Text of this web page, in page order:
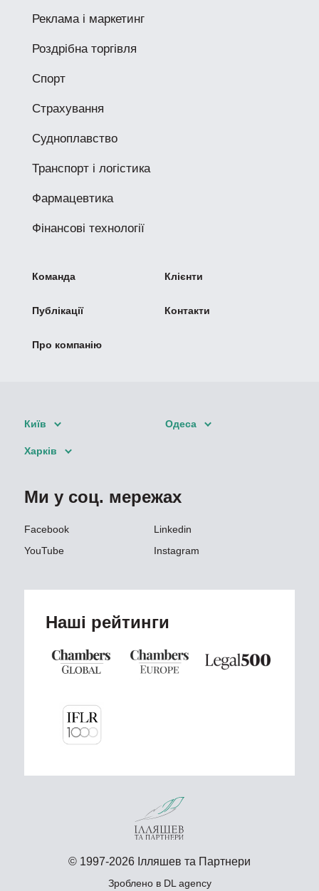
Реклама і маркетинг
Роздрібна торгівля
Спорт
Страхування
Судноплавство
Транспорт і логістика
Фармацевтика
Фінансові технології
Команда Клієнти
Публікації Контакти
Про компанію
Київ Одеса
Харків
Ми у соц. мережах
Facebook
Linkedin
YouTube
Instagram
Наші рейтинги
© 1997-2026 Ілляшев та Партнери
Зроблено в DL agency